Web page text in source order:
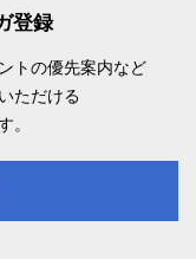
登録
トの優先案内など
ただける
。